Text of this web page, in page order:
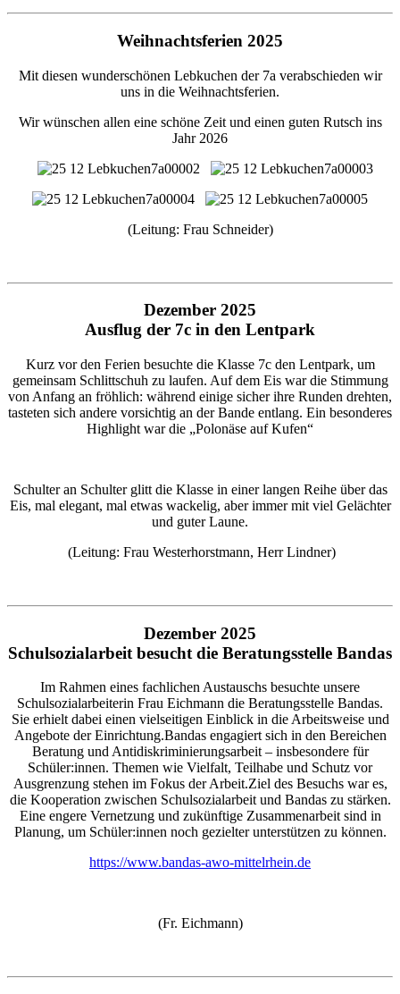
Weihnachtsferien 2025
Mit diesen wunderschönen Lebkuchen der 7a verabschieden wir
uns in die Weihnachtsferien.
Wir wünschen allen eine schöne Zeit und einen guten Rutsch ins
Jahr 2026
(Leitung: Frau Schneider)
Dezember 2025
Ausflug der 7c in den Lentpark
Kurz vor den Ferien besuchte die Klasse 7c den Lentpark, um
gemeinsam Schlittschuh zu laufen. Auf dem Eis war die Stimmung
von Anfang an fröhlich: während einige sicher ihre Runden drehten,
tasteten sich andere vorsichtig an der Bande entlang. Ein besonderes
Highlight war die „Polonäse auf Kufen“
Schulter an Schulter glitt die Klasse in einer langen Reihe über das
Eis, mal elegant, mal etwas wackelig, aber immer mit viel Gelächter
und guter Laune.
(Leitung: Frau Westerhorstmann, Herr Lindner)
Dezember 2025
Schulsozialarbeit besucht die Beratungsstelle Bandas
Im Rahmen eines fachlichen Austauschs besuchte unsere
Schulsozialarbeiterin Frau Eichmann die Beratungsstelle Bandas.
Sie erhielt dabei einen vielseitigen Einblick in die Arbeitsweise und
Angebote der Einrichtung.Bandas engagiert sich in den Bereichen
Beratung und Antidiskriminierungsarbeit – insbesondere für
Schüler:innen. Themen wie Vielfalt, Teilhabe und Schutz vor
Ausgrenzung stehen im Fokus der Arbeit.Ziel des Besuchs war es,
die Kooperation zwischen Schulsozialarbeit und Bandas zu stärken.
Eine engere Vernetzung und zukünftige Zusammenarbeit sind in
Planung, um Schüler:innen noch gezielter unterstützen zu können.
https://www.bandas-awo-mittelrhein.de
(Fr. Eichmann)